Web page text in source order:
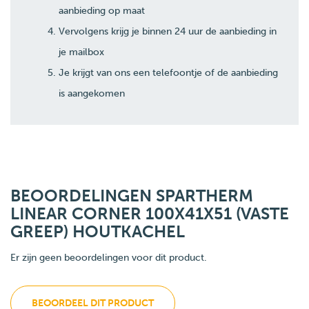
aanbieding op maat
Vervolgens krijg je binnen 24 uur de aanbieding in
je mailbox
Je krijgt van ons een telefoontje of de aanbieding
is aangekomen
BEOORDELINGEN SPARTHERM
LINEAR CORNER 100X41X51 (VASTE
GREEP) HOUTKACHEL
Er zijn geen beoordelingen voor dit product.
BEOORDEEL DIT PRODUCT